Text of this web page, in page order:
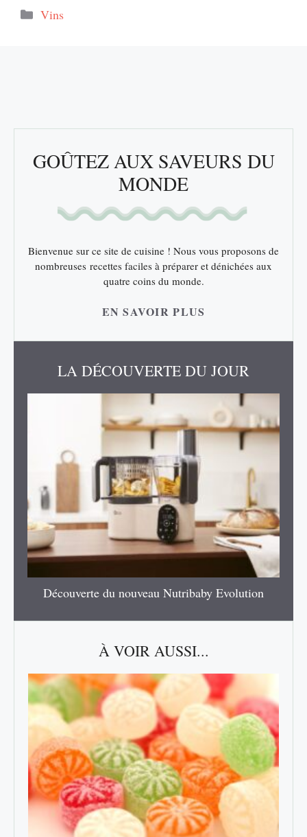
Catégories
Vins
GOÛTEZ AUX SAVEURS DU
MONDE
Bienvenue sur ce site de cuisine ! Nous vous proposons de
nombreuses recettes faciles à préparer et dénichées aux
quatre coins du monde.
EN SAVOIR PLUS
LA DÉCOUVERTE DU JOUR
Découverte du nouveau Nutribaby Evolution
À VOIR AUSSI...